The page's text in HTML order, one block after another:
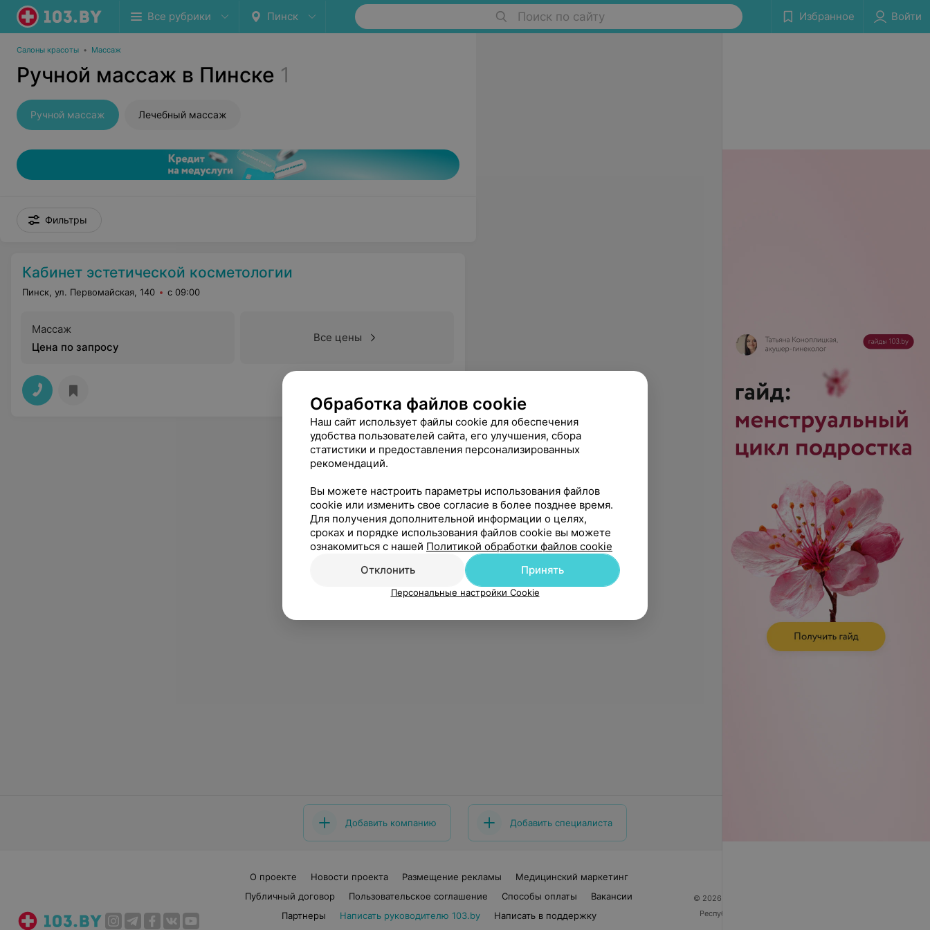
Все рубрики Пинск Поиск по сайту Избранное Войти
Салоны красоты • Массаж
Ручной массаж в Пинске 1
Ручной массаж Лечебный массаж
Фильтры
Кабинет эстетической косметологии
Пинск, ул. Первомайская, 140 с 09:00
Массаж
Цена по запросу
Все цены
Добавить компанию Добавить специалиста
О проекте Новости проекта Размещение рекламы
Медицинский маркетинг
Публичный договор
Пользовательское соглашение Способы оплаты
Вакансии
Партнеры
Написать руководителю 103.by
Написать в поддержку
© 2026 ООО «Артокс Лаб», УНП 191700409
Республика Беларусь, г. Минск, улица Толбухина, 2,
Обработка файлов cookie
Наш сайт использует файлы cookie для обеспечения
удобства пользователей сайта, его улучшения, сбора
статистики и предоставления персонализированных
рекомендаций.
Вы можете настроить параметры использования файлов
cookie или изменить свое согласие в более позднее время.
Для получения дополнительной информации о целях,
сроках и порядке использования файлов cookie вы можете
ознакомиться с нашей Политикой обработки файлов cookie
Отклонить
Принять
Персональные настройки Cookie